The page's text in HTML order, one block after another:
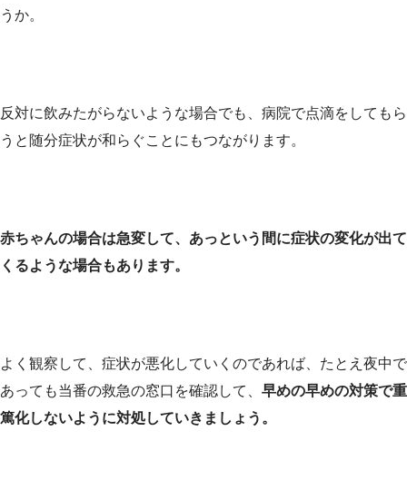
うか。
反対に飲みたがらないような場合でも、病院で点滴をしてもら
うと随分症状が和らぐことにもつながります。
赤ちゃんの場合は急変して、あっという間に症状の変化が出て
くるような場合もあります。
よく観察して、症状が悪化していくのであれば、たとえ夜中で
あっても当番の救急の窓口を確認して、 早めの早めの対策で重
篤化しないように対処していきましょう。